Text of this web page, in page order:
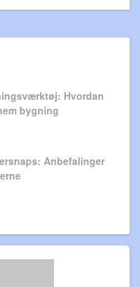
Hvordan
bygning
Anbefalinger